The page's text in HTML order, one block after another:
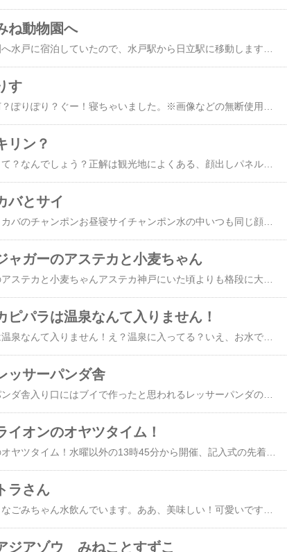
ね動物園へ
す
リン？
日立市かみね動物園 キリン？さて？なんでしょう？正解は観光地によくある、顔出しパネル越しのキリンさんでした。こちらがキリンさんちびきりん可愛いね！※画像などの無断使用転載禁止【有料ラッピング】【送料無料】キリン 5442-36 座れる ぬいぐるみ あにまるスツール 乗れる ぬいぐるみ プレゼント 孫 喜ぶ ギフト キッズ 子供 動物 イス いす 座れる スツール 誕生日 クリスマス 楽天で購入
バとサイ
日立市かみね動物園 カバとサイカバのチャンポンお昼寝サイチャンポン水の中いつも同じ顔で寝てる？水の中でも同じ顔？右の前足がピンクです。なんかオシャレです。※画像などの無断使用転載禁止【クーポン配布中】 動物スツール アニマルスツール 動物 ぬいぐるみ スツール 収納 アニマル かわいい 収納付き 収納スツール おしゃれ 子供 子ども キッズ キッズチェア チェア 椅子 サイドテーブル オットマン 収納付きアニマルスツール ANIMO(アニモ) Lサイズ Aタイプ楽天で購入
ガーのアステカと小麦ちゃん
パラは温泉なんて入りません！
日立市かみね動物園 カピパラは温泉なんて入りません！え？温泉に入ってる？いえ、お水です。暑い日なので、ほぼ、ぬるま湯です・・・。カピパラは温泉なんて入りません！って前に来た時に書いてありました。※画像などの無断使用転載禁止カピパラ ぬいぐるみ ウェディングドール・結婚式ぬいぐるみ・カピパラさん 珍しい動物 ユニーク 可愛い ぬいぐるみ 受付 ギフト 結婚祝い 祝電 電報 楽天で購入
ッサーパンダ舎
日立市かみね動物園 レッサーパンダ舎入り口にはブイで作ったと思われるレッサーパンダの力作（電鋸で作ったのかな？）入り口のイラストも可愛い！冷房中だからドアを閉めてね！ココアちゃんレッサーパンダの豆知識可愛いですね！何か見つけたのかな？※画像などの無断使用転載禁止着ぐるみ（大人用）レッサーパンダ（フリース）【動物/アニマル/パジャマ/きぐるみ/レッサー/パンダ/仮装/衣装/文化祭/学園祭/ハロウィン/通販/販売/パーティーグッズ/イベント用品/コスプレ/カワイイ/ギフト/かわいい/余興/コスチューム/あすつく/即発対応】楽天で購入
オンのオヤツタイム！
ラさん
ジアゾウ みねことすずこ